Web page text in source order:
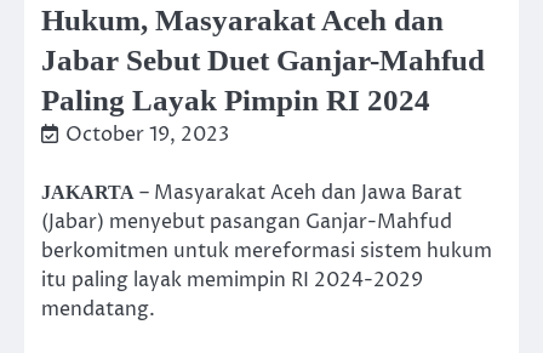
Hukum, Masyarakat Aceh dan
Jabar Sebut Duet Ganjar-Mahfud
Paling Layak Pimpin RI 2024
October 19, 2023
JAKARTA – Masyarakat Aceh dan Jawa Barat
(Jabar) menyebut pasangan Ganjar-Mahfud
berkomitmen untuk mereformasi sistem hukum
itu paling layak memimpin RI 2024-2029
mendatang.